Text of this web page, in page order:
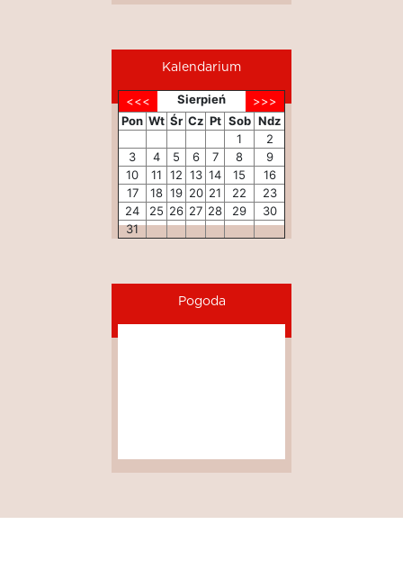
Kalendarium
Sierpień
Pon Wt Śr Cz Pt Sob Ndz
1
2
3
4 5 6 7 8
9
10
11 12 13 14 15
16
17
18 19 20 21 22
23
24
25 26 27 28 29
30
31
Pogoda